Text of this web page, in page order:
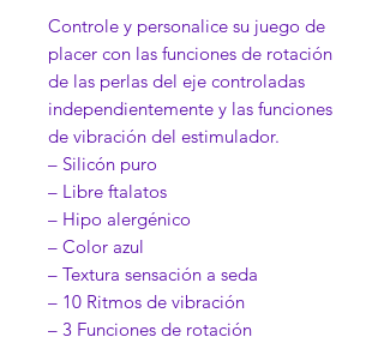
Controle y personalice su juego de
placer con las funciones de rotación
de las perlas del eje controladas
independientemente y las funciones
de vibración del estimulador.
– Silicón puro
– Libre ftalatos
– Hipo alergénico
– Color azul
– Textura sensación a seda
– 10 Ritmos de vibración
– 3 Funciones de rotación